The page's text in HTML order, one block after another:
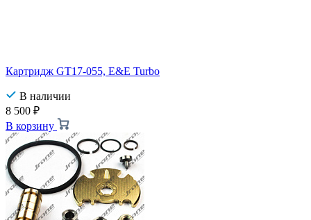
Картридж GT17-055, E&E Turbo
В наличии
8 500 ₽
В корзину